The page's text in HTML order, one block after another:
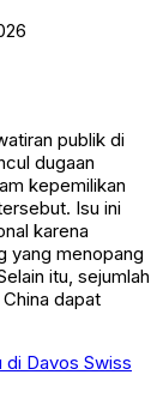
publik di
dugaan
kepemilikan
Isu ini
karena
yang menopang
itu, sejumlah
dapat